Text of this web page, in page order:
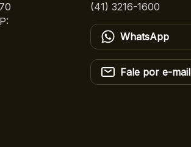
(41) 3216-1600
WhatsApp
Fale por e-mail